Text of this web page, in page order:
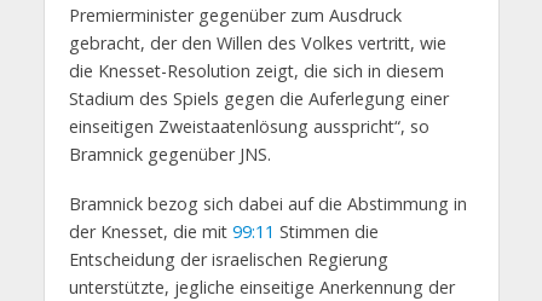
Premierminister gegenüber zum Ausdruck
gebracht, der den Willen des Volkes vertritt, wie
die Knesset-Resolution zeigt, die sich in diesem
Stadium des Spiels gegen die Auferlegung einer
einseitigen Zweistaatenlösung ausspricht“, so
Bramnick gegenüber JNS.
Bramnick bezog sich dabei auf die Abstimmung in
der Knesset, die mit 99:11 Stimmen die
Entscheidung der israelischen Regierung
unterstützte, jegliche einseitige Anerkennung der